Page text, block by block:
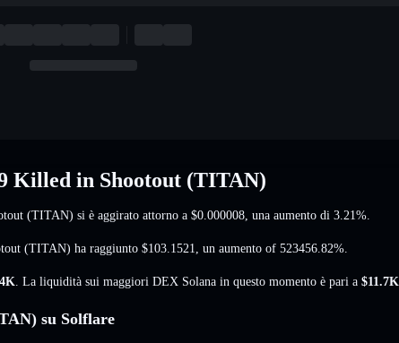
Killed in Shootout (TITAN)
(TITAN) si è aggirato attorno a $0.000008 , una aumento di 3.21%
(TITAN) ha raggiunto $103.1521 un aumento of 523456.82%
. La liquidità sui maggiori DEX Solana in questo momento è pari a $11.7K
su Solflare